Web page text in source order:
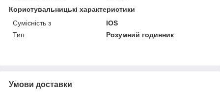
Користувальницькі характеристики
Сумісність з
IOS
Тип
Розумний годинник
Умови доставки